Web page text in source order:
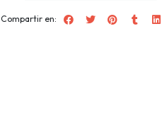
Compartir en: